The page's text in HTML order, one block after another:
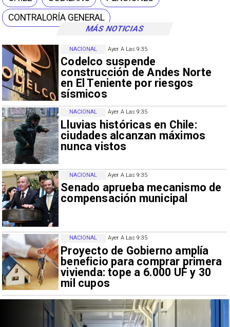
MÁS NOTICIAS
Ayer A Las 9:35
Codelco suspende
construcción de Andes Norte
en El Teniente por riesgos
sísmicos
NACIONAL
Ayer A Las 9:35
Lluvias históricas en Chile:
ciudades alcanzan máximos
nunca vistos
NACIONAL
Ayer A Las 9:35
Senado aprueba mecanismo de
compensación municipal
NACIONAL
Ayer A Las 9:35
Proyecto de Gobierno amplía
beneficio para comprar primera
vivienda: tope a 6.000 UF y 30
mil cupos
NACIONAL
CONTRALORÍA GENERAL